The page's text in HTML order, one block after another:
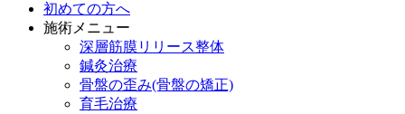
初めての方へ
施術メニュー
深層筋膜リリース整体
鍼灸治療
骨盤の歪み(骨盤の矯正)
育毛治療